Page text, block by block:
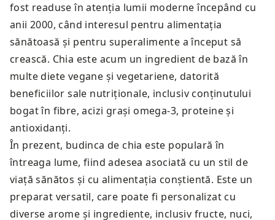
fost readuse în atenția lumii moderne începând cu
anii 2000, când interesul pentru alimentația
sănătoasă și pentru superalimente a început să
crească. Chia este acum un ingredient de bază în
multe diete vegane și vegetariene, datorită
beneficiilor sale nutriționale, inclusiv conținutului
bogat în fibre, acizi grași omega-3, proteine și
antioxidanți.
În prezent, budinca de chia este populară în
întreaga lume, fiind adesea asociată cu un stil de
viață sănătos și cu alimentația conștientă. Este un
preparat versatil, care poate fi personalizat cu
diverse arome și ingrediente, inclusiv fructe, nuci,